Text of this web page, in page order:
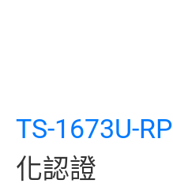
TS-1673U-RP
化認證